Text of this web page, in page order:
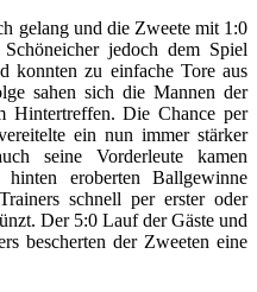
gelang und die Zweete mit 1:0
jedoch dem Spiel
konnten zu einfache Tore aus
sahen sich die Mannen der
Hintertreffen. Die Chance per
ein nun immer stärker
seine Vorderleute kamen
eroberten Ballgewinne
schnell per erster oder
Der 5:0 Lauf der Gäste und
bescherten der Zweeten eine